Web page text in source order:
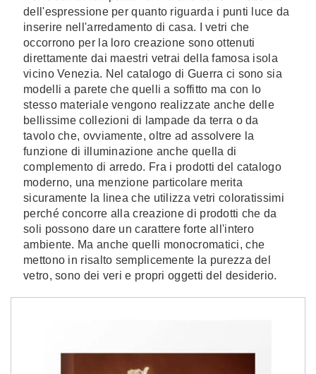
dell'espressione per quanto riguarda i punti luce da
inserire nell'arredamento di casa. I vetri che
occorrono per la loro creazione sono ottenuti
direttamente dai maestri vetrai della famosa isola
vicino Venezia. Nel catalogo di Guerra ci sono sia
modelli a parete che quelli a soffitto ma con lo
stesso materiale vengono realizzate anche delle
bellissime collezioni di lampade da terra o da
tavolo che, ovviamente, oltre ad assolvere la
funzione di illuminazione anche quella di
complemento di arredo. Fra i prodotti del catalogo
moderno, una menzione particolare merita
sicuramente la linea che utilizza vetri coloratissimi
perché concorre alla creazione di prodotti che da
soli possono dare un carattere forte all'intero
ambiente. Ma anche quelli monocromatici, che
mettono in risalto semplicemente la purezza del
vetro, sono dei veri e propri oggetti del desiderio.